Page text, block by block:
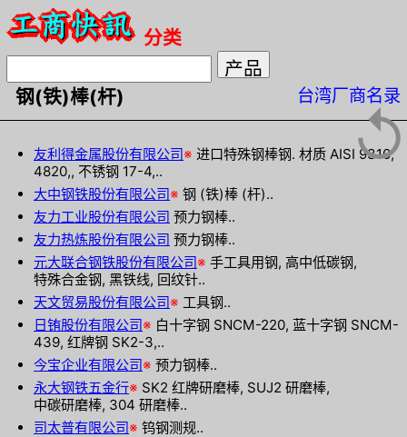
分类
钢(铁)棒(杆) 台湾厂商名录
友利得金属股份有限公司※ 进口特殊钢棒钢. 材质 AISI 9310,
4820,, 不锈钢 17-4,..
大中钢铁股份有限公司※ 钢 (铁)棒 (杆)..
友力工业股份有限公司 预力钢棒..
友力热炼股份有限公司 预力钢棒..
元大联合钢铁股份有限公司※ 手工具用钢, 高中低碳钢,
特殊合金钢, 黑铁线, 回纹针..
天文贸易股份有限公司※ 工具钢..
日铕股份有限公司※ 白十字钢 SNCM-220, 蓝十字钢 SNCM-
439, 红牌钢 SK2-3,..
今宝企业有限公司※ 预力钢棒..
永大钢铁五金行※ SK2 红牌研磨棒, SUJ2 研磨棒,
中碳研磨棒, 304 研磨棒..
司太普有限公司※ 钨钢测规..
↺